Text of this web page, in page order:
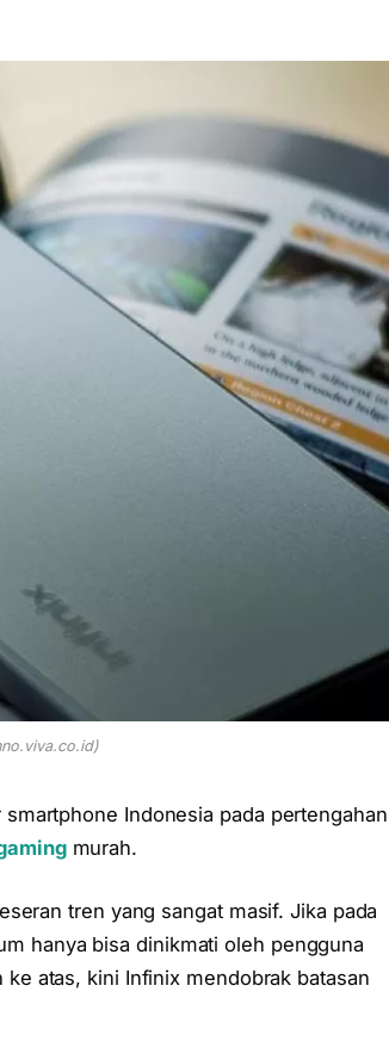
smartphone Indonesia pada pertengahan
murah.
tren yang sangat masif. Jika pada
hanya bisa dinikmati oleh pengguna
atas, kini Infinix mendobrak batasan